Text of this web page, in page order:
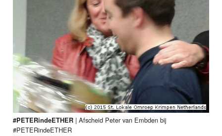
#PETERindeETHER |Afscheid Peter van Embden bij
#PETERindeETHER